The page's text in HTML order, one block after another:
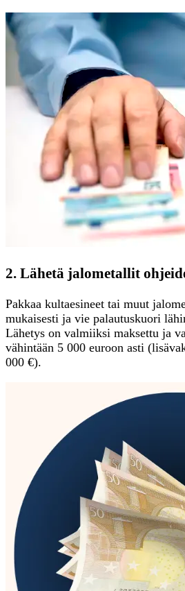
2. Lähetä jalometallit
Pakkaa kultaesineet tai muut
mukaisesti ja vie palautuskuori
Lähetys on valmiiksi maksettu ja
vähintään 5 000 euroon asti
000 €).